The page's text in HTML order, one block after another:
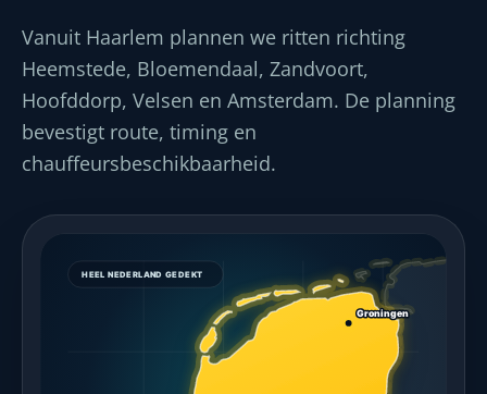
Vanuit Haarlem plannen we ritten richting
Heemstede, Bloemendaal, Zandvoort,
Hoofddorp, Velsen en Amsterdam. De planning
bevestigt route, timing en
chauffeursbeschikbaarheid.